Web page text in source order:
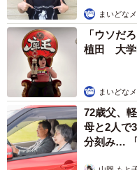
もその様子に驚かれたと
「歌い出したとき、指揮
コニコしながら歌ってい
で聞こえたと理解して
だただ、音楽が聞けた
た」
まいどな
「ウソだ
植田 大学
まいどな
72歳父、
母と2人で
分刻み…